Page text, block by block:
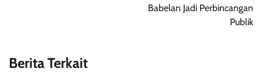
Babelan Jadi Perbincangan
Publik
Berita Terkait